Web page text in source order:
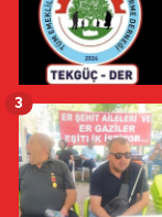
3